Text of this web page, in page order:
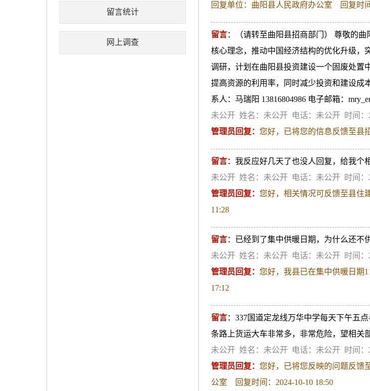
留言统计
网上调查
回复单位：曲阳县人民政府办公室 回复时间
留言：（请转至曲阳县招商部门） 尊敬的
核心理念，推动中国经济结构的优化升级，
调研，计划在曲阳县投资建设一个固废处置
提高资源的利用率，同时减少投资和建设成
系人：马瑞阳 13816804986 电子邮箱：
未公开 姓名：未公开 电话：未公开 时间：
管理员回复： 您好，已将您的信息反馈至县
留言：我反应好几天了也没人回复，给我个
未公开 姓名：未公开 电话：未公开 时间：
管理员回复： 您好，相关情况可反馈至县住
11:28
留言：已经到了集中供暖日期，为什么还不
未公开 姓名：未公开 电话：未公开 时间：
管理员回复： 您好，我县已在集中供暖日期
17:12
留言：337国道定龙线万华中学每天下午五
条路上货运大车非常多，非常危险，望相关
未公开 姓名：未公开 电话：未公开 时间：
管理员回复： 您好，已将您反映的问题反馈
公室 回复时间：2024-10-10 18:50